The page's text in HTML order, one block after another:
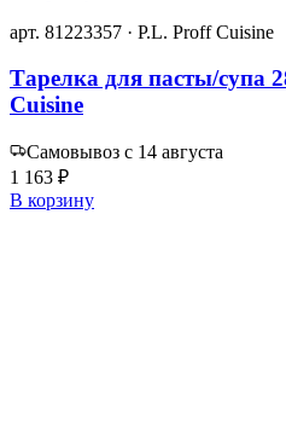
арт. 81223357 · P.L. Proff Cuisine
Тарелка для пасты/супа
Cuisine
Самовывоз с 14 августа
1 163 ₽
В корзину